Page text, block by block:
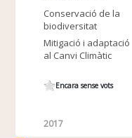
Conservació de la
biodiversitat
Mitigació i adaptació
al Canvi Climàtic
Encara sense vots
2017